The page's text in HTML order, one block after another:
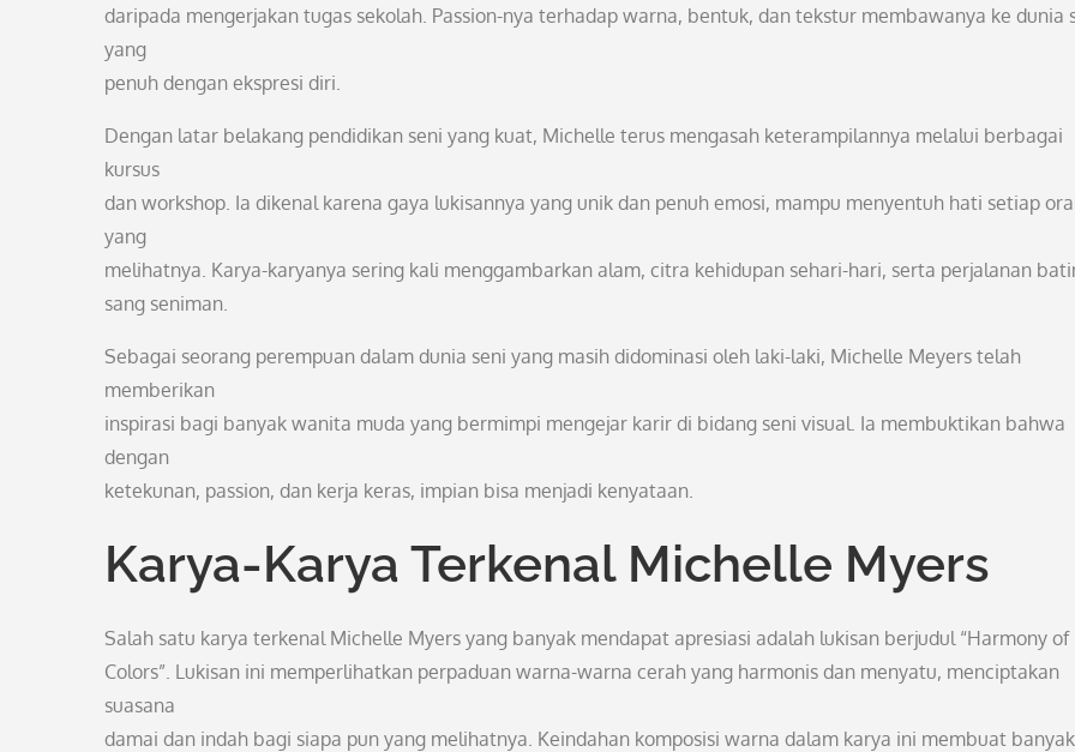
daripada mengerjakan tugas sekolah. Passion-nya terhadap warna, bentuk, dan tekstur membawanya ke dunia
yang
penuh dengan ekspresi diri.
Dengan latar belakang pendidikan seni yang kuat, Michelle terus mengasah keterampilannya melalui berbagai
kursus
dan workshop. Ia dikenal karena gaya lukisannya yang unik dan penuh emosi, mampu menyentuh hati setiap
yang
melihatnya. Karya-karyanya sering kali menggambarkan alam, citra kehidupan sehari-hari, serta perjalanan
sang seniman.
Sebagai seorang perempuan dalam dunia seni yang masih didominasi oleh laki-laki, Michelle Meyers telah
memberikan
inspirasi bagi banyak wanita muda yang bermimpi mengejar karir di bidang seni visual. Ia membuktikan bahwa
dengan
ketekunan, passion, dan kerja keras, impian bisa menjadi kenyataan.
Karya-Karya Terkenal Michelle Myers
Salah satu karya terkenal Michelle Myers yang banyak mendapat apresiasi adalah lukisan berjudul “Harmony of
Colors”. Lukisan ini memperlihatkan perpaduan warna-warna cerah yang harmonis dan menyatu, menciptakan
suasana
damai dan indah bagi siapa pun yang melihatnya. Keindahan komposisi warna dalam karya ini membuat banyak